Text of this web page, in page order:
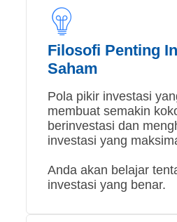
Filosofi Penting
Saham
Pola pikir investasi
membuat semakin
berinvestasi dan
investasi yang
Anda akan belajar
investasi yang benar.